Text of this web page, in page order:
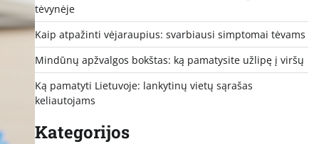
tėvynėje
Kaip atpažinti vėjaraupius: svarbiausi simptomai tėvams
Mindūnų apžvalgos bokštas: ką pamatysite užlipę į viršų
Ką pamatyti Lietuvoje: lankytinų vietų sąrašas
keliautojams
Kategorijos